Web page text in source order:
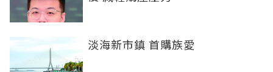
淡海新市鎮 首購族愛